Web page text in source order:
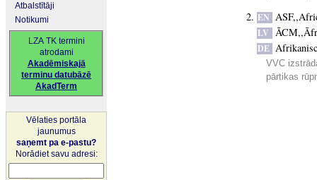
Atbalstītāji
Notikumi
LZA TK termini
atrodami
Akadēmiskajā
terminu datubāzē
AkadTerm
Vēlaties portāla
jaunumus
saņemt pa e-pastu?
Norādiet savu adresi:
EN
LV
DE
VVC
pārtikas